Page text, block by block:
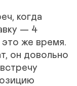
когда
— 4
это же время.
он довольно